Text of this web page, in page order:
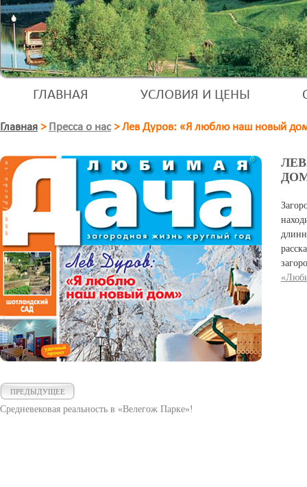
ГЛАВНАЯ УСЛОВИЯ И ЦЕНЫ
Главная > Пресса о нас >Лев Дуров: «Я люблю наш новый
ПРЕДЫДУЩЕЕ
Средневековая реальность в «Велегож Парке»!